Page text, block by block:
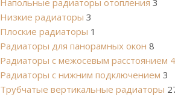
Напольные радиаторы отопления 3
Низкие радиаторы 3
Плоские радиаторы 1
Радиаторы для панорамных окон 8
Радиаторы с межосевым расстоянием
Радиаторы с нижним подключением 3
Трубчатые вертикальные радиаторы